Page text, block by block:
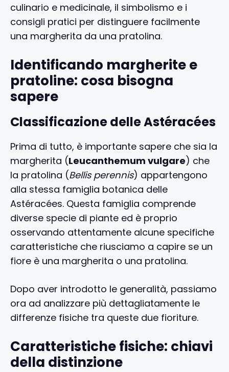
culinario e medicinale, il simbolismo e i
consigli pratici per distinguere facilmente
una margherita da una pratolina.
Identificando margherite e
pratoline: cosa bisogna
sapere
Classificazione delle Astéracées
Prima di tutto, è importante sapere che sia la
margherita (Leucanthemum vulgare) che
la pratolina (Bellis perennis) appartengono
alla stessa famiglia botanica delle
Astéracées. Questa famiglia comprende
diverse specie di piante ed è proprio
osservando attentamente alcune specifiche
caratteristiche che riusciamo a capire se un
fiore è una margherita o una pratolina.
Dopo aver introdotto le generalità, passiamo
ora ad analizzare più dettagliatamente le
differenze fisiche tra queste due fioriture.
Caratteristiche fisiche: chiavi
della distinzione